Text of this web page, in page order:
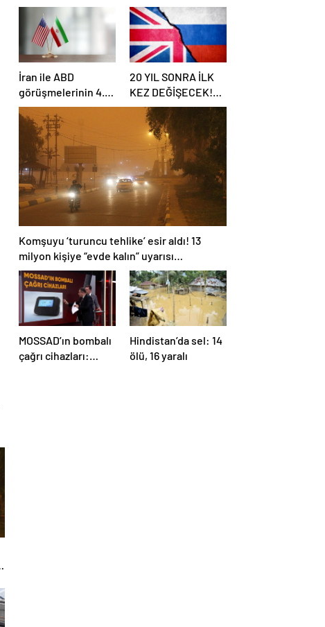
İran ile ABD
görüşmelerinin 4.
turu: Tarih ve yer
belli oldu
20 YIL SONRA İLK
KEZ DEĞİŞECEK!
Rusya ile olası
savaş…
İngiltere’nin gizli
planı güncelleniyor!
Komşuyu ‘turuncu tehlike’ esir aldı! 13
milyon kişiye “evde kalın” uyarısı…
MOSSAD’ın bombalı
çağrı cihazları:
Hindistan’da sel: 14
ölü, 16 yaralı